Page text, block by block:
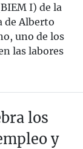
I) de la
de Alberto
uno de los
las labores
los
y